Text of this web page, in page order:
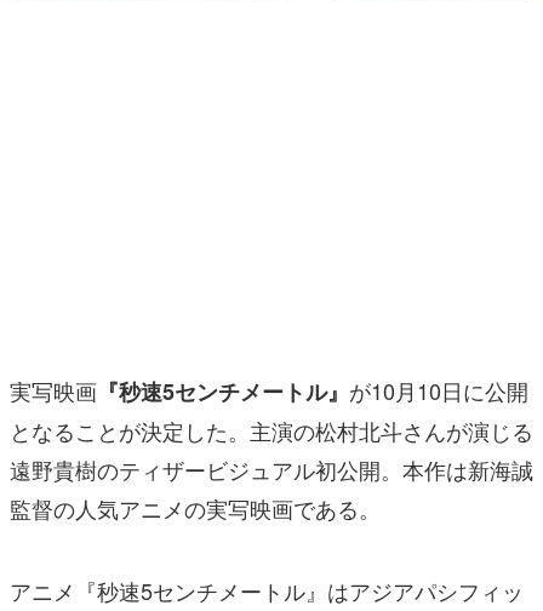
アプリレビュー
その他
電ファミニコゲーマーとは？
実写映画 『秒速5センチメートル』 が10月10日に公開
となることが決定した。主演の松村北斗さんが演じる
遠野貴樹のティザービジュアル初公開。本作は新海誠
監督の人気アニメの実写映画である。
アニメ『秒速5センチメートル』はアジアパシフィッ